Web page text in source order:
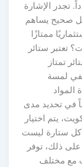
تجدر الإشارة
صحيح يساهم
ممتازًا
تعتبر ستائر
تمتاز
لمسة
في تحديد مدى
يتم اختيار
كل ستارة ليست
ذلك، توفر
مع مختلف